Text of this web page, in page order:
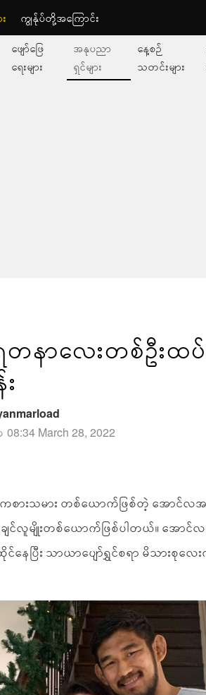
ကျွနု်ပ်တို့အကြောင်း
ဖျော်ဖြေ
ရေးများ
အနုပညာ
ရှင်များ
နေ့စဉ်
သတင်းများ
နာလေးတစ်ဦးထပ်
March 28, 2022
ကစားသမား တစ်ယောက်ဖြစ်တဲ့ အောင်
ျင်လူမျိုးတစ်ယောက်ဖြစ်ပါတယ်။ အော
နေပြီး သာယာပျော်ရွှင်စရာ မိသားစုလ